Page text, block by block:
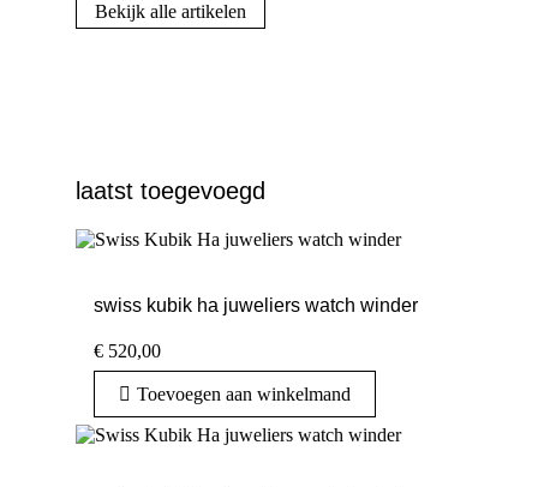
Bekijk alle artikelen
laatst toegevoegd
swiss kubik ha juweliers watch winder
€ 520,00
Toevoegen aan winkelmand